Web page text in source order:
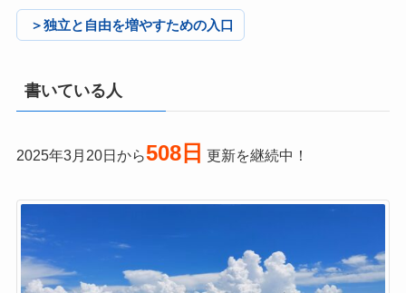
＞独立と自由を増やすための入口
書いている人
2025年3月20日から508日 更新を継続中！